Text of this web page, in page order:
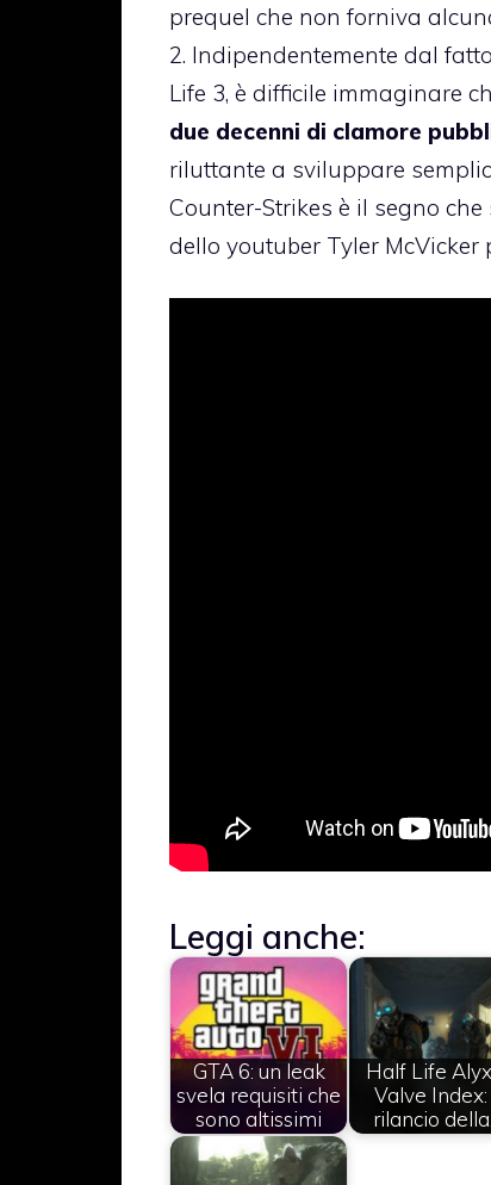
prequel che non forniva
2. Indipendentemente dal
Life 3, è difficile immaginare
due decenni di clamore
riluttante a sviluppare
Counter-Strikes è il segno
dello youtuber Tyler
Leggi anche:
GTA 6: un leak
svela requisiti che
sono altissimi
Half Life
Valve Index:
rilancio della…